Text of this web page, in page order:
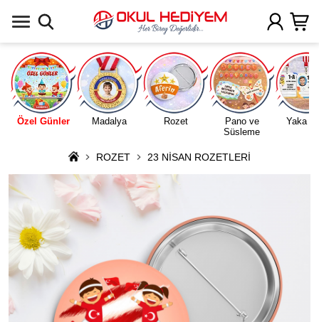
Özel Günler Madalya Rozet
Pano ve
Süsleme
Yaka
ROZET 23 NİSAN ROZETLERİ
Uygulamada Aç